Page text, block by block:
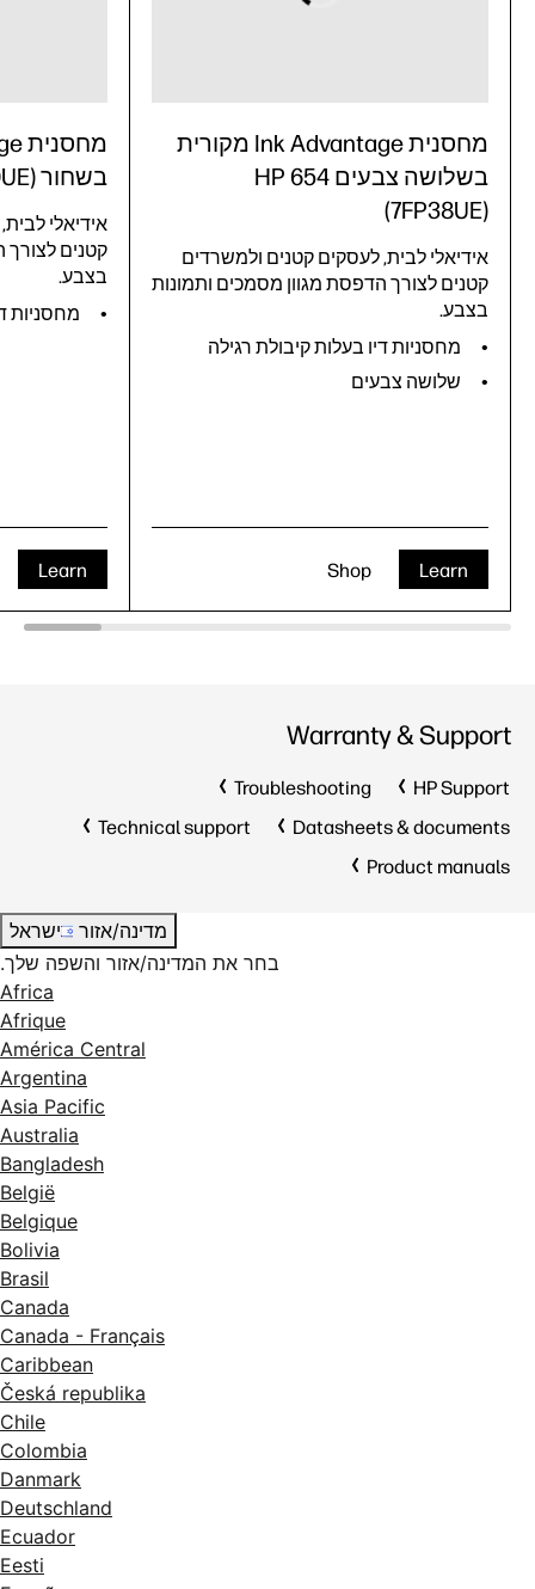
בשחור HP 654 (7FP39UE)
אידיאלי
קטנים לצורך
בצבע.
מחסניות
Learn
מחסנית Ink Advantage מקורית
בשלושה צבעים HP 654
(7FP38UE)
אידיאלי לבית, לעסקים קטנים ולמשרדים
קטנים לצורך הדפסת מגוון מסמכים ותמונות
בצבע.
מחסניות דיו בעלות קיבולת רגילה
שלושה צבעים
Learn
Shop
Warranty & Support
HP Support
Troubleshooting
Datasheets & documents
Technical support
Product manuals
מדינה/אזור
ישראל
בחר את המדינה/אזור והשפה שלך.
Africa
Afrique
América Central
Argentina
Asia Pacific
Australia
Bangladesh
België
Belgique
Bolivia
Brasil
Canada
Canada - Français
Caribbean
Česká republika
Chile
Colombia
Danmark
Deutschland
Ecuador
Eesti